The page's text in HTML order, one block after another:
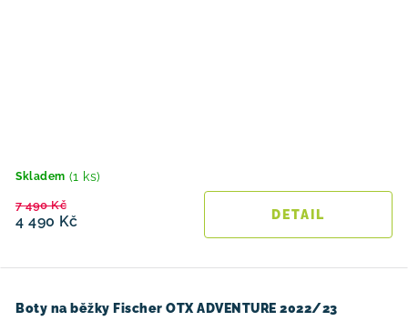
Skladem (1 ks)
4 490 Kč
7 490 Kč
Boty na běžky Fischer OTX ADVENTURE 2022/23